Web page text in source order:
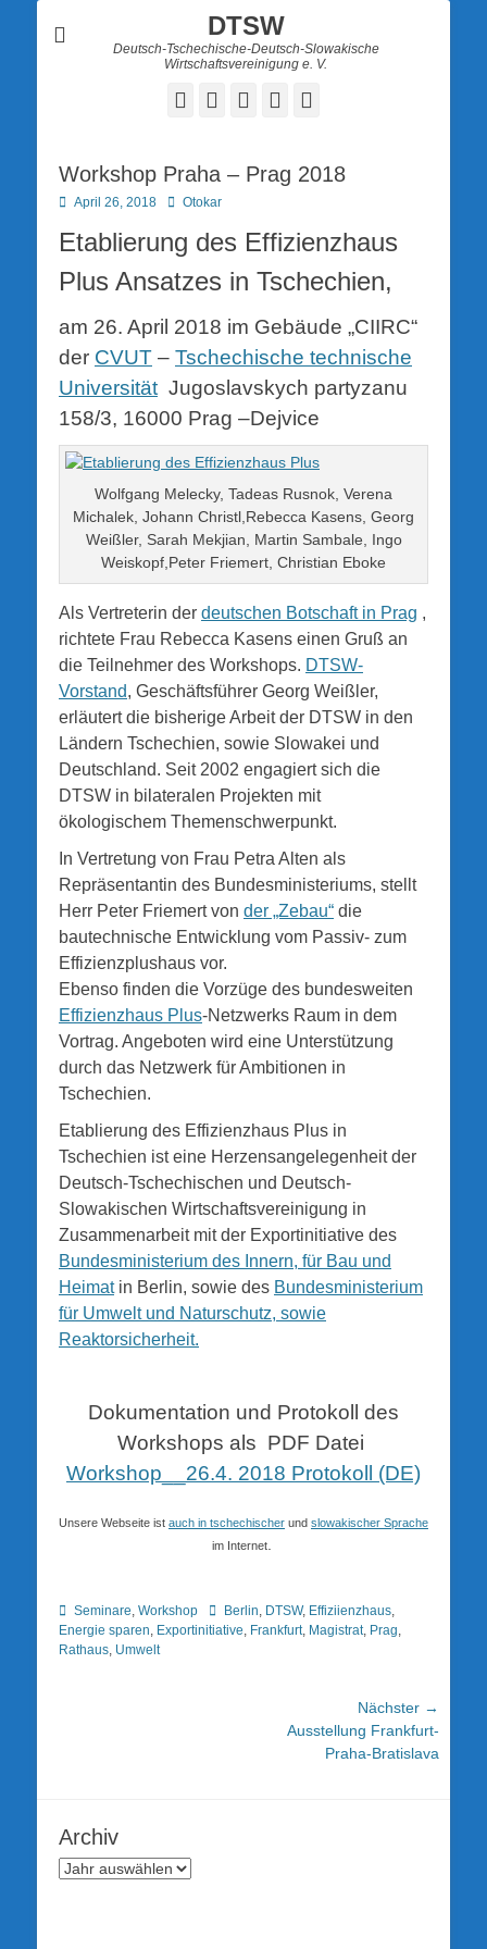
DTSW
Deutsch-Tschechische-Deutsch-Slowakische
Wirtschaftsvereinigung e. V.
Facebook
TwitterLinkedInYouTube
Workshop Praha – Prag 2018
Posted
April 26, 2018 AutorOtokar
Etablierung des Effizienzhaus
Plus Ansatzes in Tschechien,
am 26. April 2018 im Gebäude „CIIRC“
der CVUT – Tschechische technische
Universität Jugoslavskych partyzanu
158/3, 16000 Prag –Dejvice
Wolfgang Melecky, Tadeas Rusnok, Verena
Michalek, Johann Christl,Rebecca Kasens, Georg
Weißler, Sarah Mekjian, Martin Sambale, Ingo
Weiskopf,Peter Friemert, Christian Eboke
Als Vertreterin der deutschen Botschaft in Prag ,
richtete Frau Rebecca Kasens einen Gruß an
die Teilnehmer des Workshops. DTSW-
Vorstand, Geschäftsführer Georg Weißler,
erläutert die bisherige Arbeit der DTSW in den
Ländern Tschechien, sowie Slowakei und
Deutschland. Seit 2002 engagiert sich die
DTSW in bilateralen Projekten mit
ökologischem Themenschwerpunkt.
In Vertretung von Frau Petra Alten als
Repräsentantin des Bundesministeriums, stellt
Herr Peter Friemert von der „Zebau“ die
bautechnische Entwicklung vom Passiv- zum
Effizienzplushaus vor.
Ebenso finden die Vorzüge des bundesweiten
Effizienzhaus Plus-Netzwerks Raum in dem
Vortrag. Angeboten wird eine Unterstützung
durch das Netzwerk für Ambitionen in
Tschechien.
Etablierung des Effizienzhaus Plus in
Tschechien ist eine Herzensangelegenheit der
Deutsch-Tschechischen und Deutsch-
Slowakischen Wirtschaftsvereinigung in
Zusammenarbeit mit der Exportinitiative des
Bundesministerium des Innern, für Bau und
Heimatin Berlin, sowie des Bundesministerium
für Umwelt und Naturschutz, sowie
Reaktorsicherheit.
Dokumentation und Protokoll des
Workshops als PDF Datei
Workshop__26.4. 2018 Protokoll (DE)
Unsere Webseite ist auch in tschechischer und slowakischer Sprache
im Internet.
Kategorien
Seminare, Workshop Schlagworte
Berlin, DTSW, Effiziienzhaus,
Energie sparen, Exportinitiative, Frankfurt, Magistrat, Prag,
Rathaus, Umwelt
Nächster →
NächsterAusstellung Frankfurt-
Praha-Bratislava
Archiv